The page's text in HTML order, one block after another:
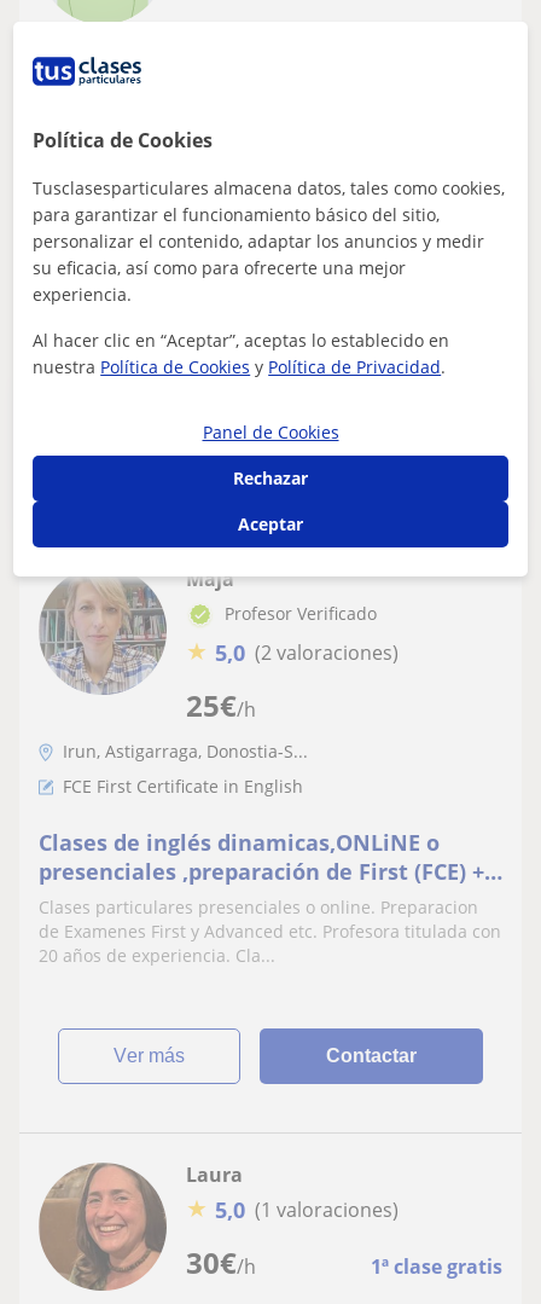
Donostia-San Sebastián, Astig...
FCE First Certificate in English
Profesora de inglés, lengua castellana y
Contactar
Publica un anuncio y los profesores podrán contactarte
25€/h
Maja
Profesor Verificado
★ 5,0 (2 valoraciones)
Irun, Astigarraga, Donostia-S...
FCE First Certificate in English
Clases de inglés dinamicas,ONLiNE o
presenciales ,preparación de First (FCE) +
Advanced (CAE) +otros niveles según tus
necesidades-Irun/Hendaye
Clases particulares presenciales o online. Preparacion
de Examenes First y Advanced etc. Profesora titulada con
20 años de experiencia. Cla...
ver más Contactar
30€/h 1ª clase gratis
Laura
★ 5,0 (1 valoraciones)
Política de Cookies
Tusclasesparticulares almacena datos, tales como cookies,
para garantizar el funcionamiento básico del sitio,
personalizar el contenido, adaptar los anuncios y medir
su eficacia, así como para ofrecerte una mejor
experiencia.
Al hacer clic en “Aceptar”, aceptas lo establecido en
nuestra Política de Cookies y Política de Privacidad.
Panel de Cookies
Rechazar
Aceptar